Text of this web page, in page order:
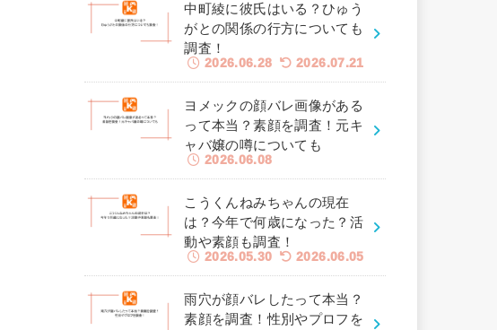
中町綾に彼氏はいる？ひゅう
がとの関係の行方についても
調査！
2026.06.28 2026.07.21
ヨメックの顔バレ画像がある
って本当？素顔を調査！元キ
ャバ嬢の噂についても
2026.06.08
こうくんねみちゃんの現在
は？今年で何歳になった？活
動や素顔も調査！
2026.05.30 2026.06.05
雨穴が顔バレしたって本当？
素顔を調査！性別やプロフを